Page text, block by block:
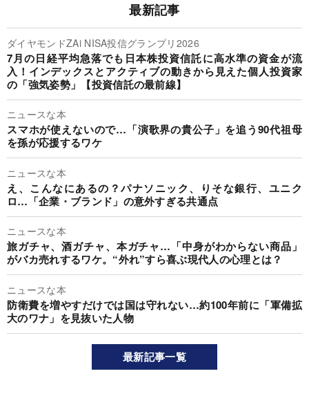
最新記事
ダイヤモンドZAi NISA投信グランプリ2026
7月の日経平均急落でも日本株投資信託に高水準の資金が流
入！インデックスとアクティブの動きから見えた個人投資家
の「強気姿勢」【投資信託の最前線】
ニュースな本
スマホが使えないので…「演歌界の貴公子」を追う90代祖母
を孫が応援するワケ
ニュースな本
え、こんなにあるの？パナソニック、りそな銀行、ユニク
ロ…「企業・ブランド」の意外すぎる共通点
ニュースな本
旅ガチャ、酒ガチャ、本ガチャ…「中身がわからない商品」
がバカ売れするワケ。“外れ”すら喜ぶ現代人の心理とは？
ニュースな本
防衛費を増やすだけでは国は守れない…約100年前に「軍備拡
大のワナ」を見抜いた人物
最新記事一覧